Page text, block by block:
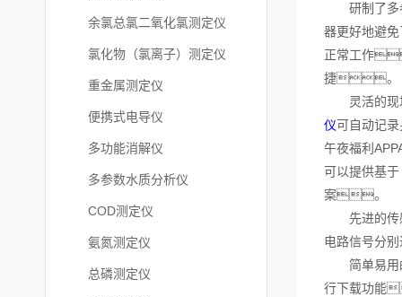
余氯总氯二氧化氯测定仪
氯化物（氯离子）测定仪
重金属测定仪
便携式电导仪
多功能消解仪
多参数水质分析仪
COD测定仪
氨氮测定仪
总磷测定仪
研制了多
器更好地避
正常工作
捷。
灵活的现
仪可自动记
午夜福利
可以提供基
案。
先进的传
电路信号分
简单易用
行下载功能